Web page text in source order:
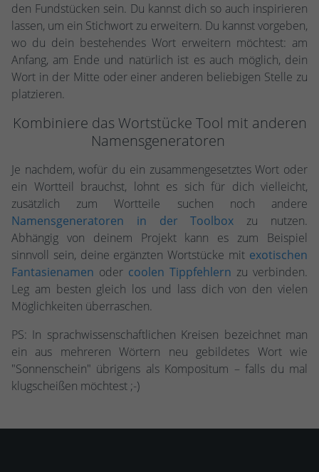
den Fundstücken sein. Du kannst dich so auch inspirieren
lassen, um ein Stichwort zu erweitern. Du kannst vorgeben,
wo du dein bestehendes Wort erweitern möchtest: am
Anfang, am Ende und natürlich ist es auch möglich, dein
Wort in der Mitte oder einer anderen beliebigen Stelle zu
platzieren.
Kombiniere das Wortstücke Tool mit anderen
Namensgeneratoren
Je nachdem, wofür du ein zusammengesetztes Wort oder
ein Wortteil brauchst, lohnt es sich für dich vielleicht,
zusätzlich zum Wortteile suchen noch andere
Namensgeneratoren in der Toolbox zu nutzen.
Abhängig von deinem Projekt kann es zum Beispiel
sinnvoll sein, deine ergänzten Wortstücke mit exotischen
Fantasienamen oder coolen Tippfehlern zu verbinden.
Leg am besten gleich los und lass dich von den vielen
Möglichkeiten überraschen.
PS: In sprachwissenschaftlichen Kreisen bezeichnet man
ein aus mehreren Wörtern neu gebildetes Wort wie
"Sonnenschein" übrigens als Kompositum – falls du mal
klugscheißen möchtest ;-)